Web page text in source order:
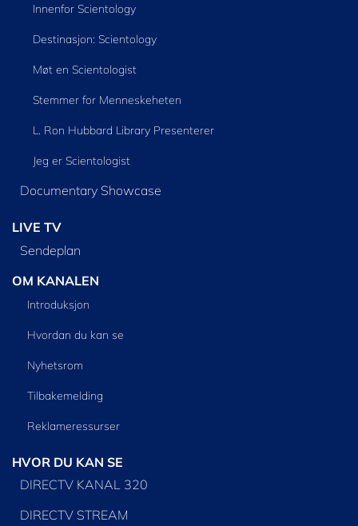
Innenfor Scientology
Destinasjon: Scientology
Møt en Scientologist
Stemmer for Menneskeheten
L. Ron Hubbard Library Presenterer
Jeg er Scientologist
Documentary Showcase
LIVE TV
Sendeplan
OM KANALEN
Introduksjon
Hvordan du kan se
Nyhetsrom
Tilbakemelding
Reklameressurser
HVOR DU KAN SE
DIRECTV KANAL 320
DIRECTV STREAM